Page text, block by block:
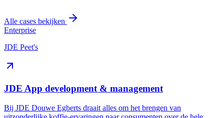
Alle cases bekijken
Enterprise
JDE Peet's
JDE App development & management
Bij JDE Douwe Egberts draait alles om het brengen van